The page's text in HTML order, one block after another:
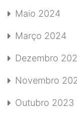
Maio 2024
Março 2024
Dezembro
Novembro
Outubro 2023